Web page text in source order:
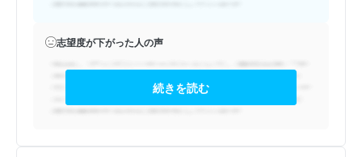
志望度が下がった人の声
続きを読む